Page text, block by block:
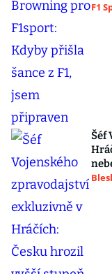
F1
Šéf